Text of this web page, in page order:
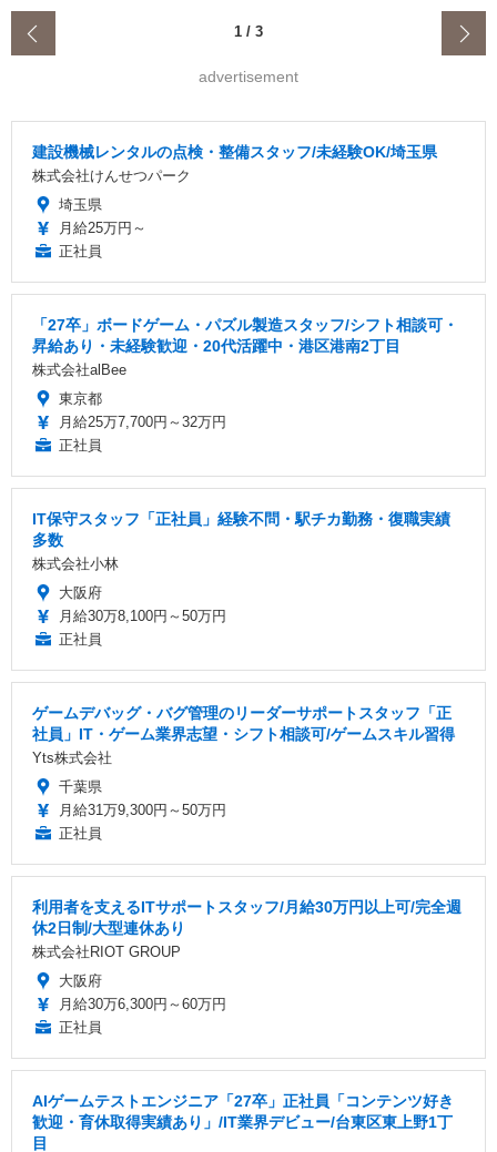
1 / 3
advertisement
建設機械レンタルの点検・整備スタッフ/未経験OK/埼玉県
株式会社けんせつパーク
埼玉県
月給25万円～
正社員
「27卒」ボードゲーム・パズル製造スタッフ/シフト相談可・
昇給あり・未経験歓迎・20代活躍中・港区港南2丁目
株式会社alBee
東京都
月給25万7,700円～32万円
正社員
IT保守スタッフ「正社員」経験不問・駅チカ勤務・復職実績
多数
株式会社小林
大阪府
月給30万8,100円～50万円
正社員
ゲームデバッグ・バグ管理のリーダーサポートスタッフ「正
社員」IT・ゲーム業界志望・シフト相談可/ゲームスキル習得
Yts株式会社
千葉県
月給31万9,300円～50万円
正社員
利用者を支えるITサポートスタッフ/月給30万円以上可/完全週
休2日制/大型連休あり
株式会社RIOT GROUP
大阪府
月給30万6,300円～60万円
正社員
AIゲームテストエンジニア「27卒」正社員「コンテンツ好き
歓迎・育休取得実績あり」/IT業界デビュー/台東区東上野1丁
目